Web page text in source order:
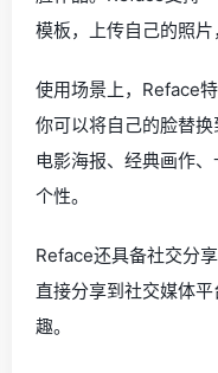
模板，上传自己的照片
使用场景上，Reface
你可以将自己的脸替
电影海报、经典画作
个性。
Reface还具备社交分
直接分享到社交媒体
趣。